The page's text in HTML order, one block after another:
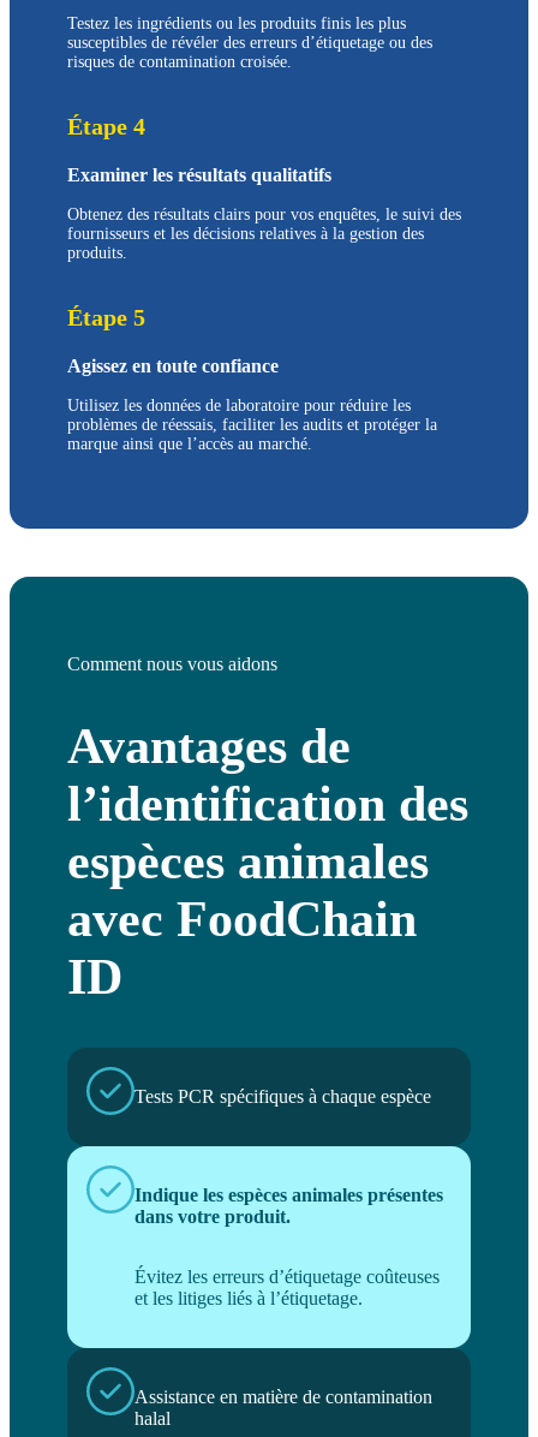
Testez les ingrédients ou les produits finis les plus
susceptibles de révéler des erreurs d’étiquetage ou des
risques de contamination croisée.
Étape 4
Examiner les résultats qualitatifs
Obtenez des résultats clairs pour vos enquêtes, le suivi des
fournisseurs et les décisions relatives à la gestion des
produits.
Étape 5
Agissez en toute confiance
Utilisez les données de laboratoire pour réduire les
problèmes de réessais, faciliter les audits et protéger la
marque ainsi que l’accès au marché.
Comment nous vous aidons
Avantages de
l’identification des
espèces animales
avec FoodChain
ID
Tests PCR spécifiques à chaque espèce
Indique les espèces animales présentes
dans votre produit.
Évitez les erreurs d’étiquetage coûteuses
et les litiges liés à l’étiquetage.
Assistance en matière de contamination
halal